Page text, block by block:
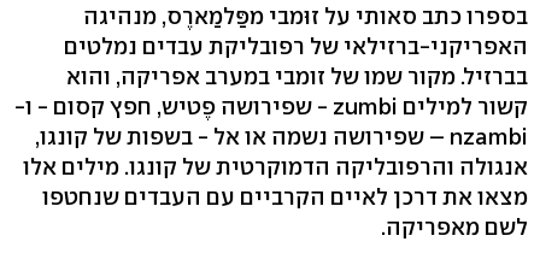
בספרו כתב סאותי על זוּמבי מפַּלמַארֶס, מנהיגה
האפריקני-ברזילאי של רפובליקת עבדים נמלטים
בברזיל. מקור שמו של זומבי במערב אפריקה, והוא
קשור למילים zumbi - שפירושה פֶטיש, חפץ קסום - ו-
nzambi – שפירושה נשמה או אל - בשפות של קונגו,
אנגולה והרפובליקה הדמוקרטית של קונגו. מילים אלו
מצאו את דרכן לאיים הקרביים עם העבדים שנחטפו
לשם מאפריקה.